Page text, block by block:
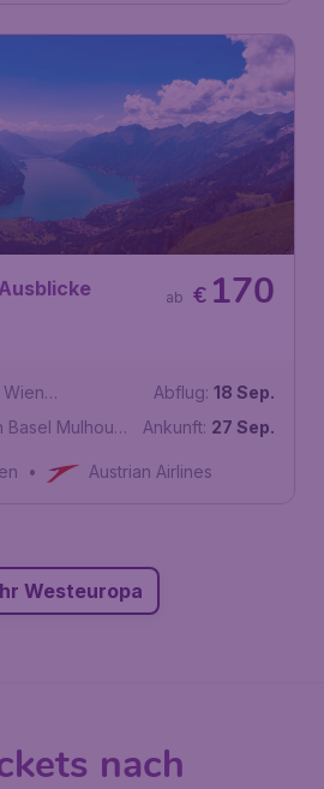
€ 170
ab
Basel Mulhouse
Abflug: 18 Sep.
Ankunft: 27 Sep.
• Austrian Airlines
Westeuropa
nach